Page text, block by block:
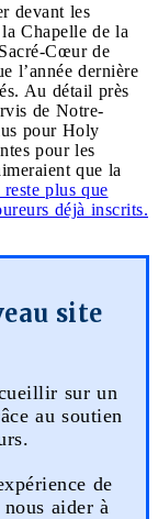
devant les
Chapelle de la
Cœur de
l’année dernière
Au détail près
de Notre-
pour Holy
pour les
que la
plus que
déjà inscrits.
site
sur un
au soutien
de
aider à